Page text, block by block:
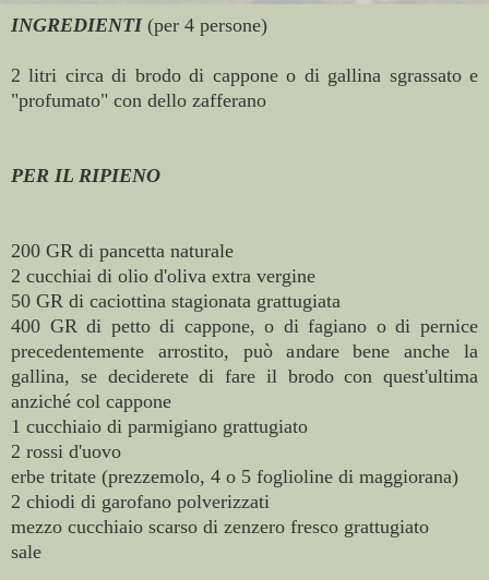
INGREDIENTI(per 4 persone)
2 litri circa di brodo di cappone o di gallina sgrassato e
"profumato" con dello zafferano
PER IL RIPIENO
200 GR di pancetta naturale
2 cucchiai di olio d'oliva extra vergine
50 GR di caciottina stagionata grattugiata
400 GR di petto di cappone, o di fagiano o di pernice
precedentemente arrostito, può andare bene anche la
gallina, se deciderete di fare il brodo con quest'ultima
anziché col cappone
1 cucchiaio di parmigiano grattugiato
2 rossi d'uovo
erbe tritate (prezzemolo, 4 o 5 foglioline di maggiorana)
2 chiodi di garofano polverizzati
mezzo cucchiaio scarso di zenzero fresco grattugiato
sale